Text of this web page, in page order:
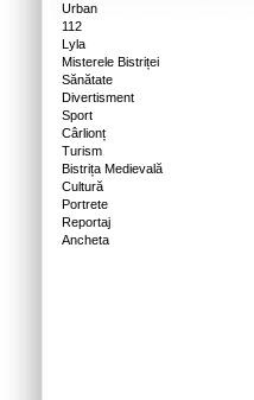
Urban
112
Lyla
Misterele Bistriței
Sănătate
Divertisment
Sport
Cârlionț
Turism
Bistrița Medievală
Cultură
Portrete
Reportaj
Ancheta